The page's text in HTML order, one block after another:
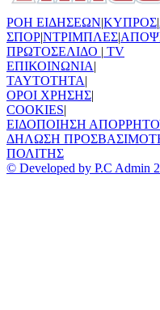
ΡΟΗ ΕΙΔΗΣΕΩΝ|ΚΥΠΡΟΣ|
ΣΠΟΡ|ΝΤΡΙΜΠΛΕΣ|
ΠΡΩΤΟΣΕΛΙΔΟ | TV
ΕΠΙΚΟΙΝΩΝΙΑ|
TAYTOTHTA|
ΟΡΟΙ ΧΡΗΣΗΣ|
COOKIES|
ΕΙΔΟΠΟΙΗΣΗ
ΔΗΛΩΣΗ
ΠΟΛΙΤΗΣ
© Developed by P.C Admin